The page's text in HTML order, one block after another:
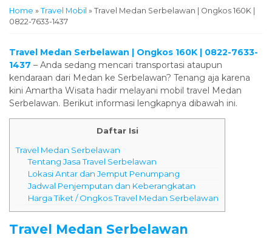
Home » Travel Mobil » Travel Medan Serbelawan | Ongkos 160K |
0822-7633-1437
Travel Medan Serbelawan | Ongkos 160K | 0822-7633-
1437 – Anda sedang mencari transportasi ataupun
kendaraan dari Medan ke Serbelawan? Tenang aja karena
kini Amartha Wisata hadir melayani mobil travel Medan
Serbelawan. Berikut informasi lengkapnya dibawah ini.
Daftar Isi
Travel Medan Serbelawan
Tentang Jasa Travel Serbelawan
Lokasi Antar dan Jemput Penumpang
Jadwal Penjemputan dan Keberangkatan
Harga Tiket / Ongkos Travel Medan Serbelawan
Travel Medan Serbelawan